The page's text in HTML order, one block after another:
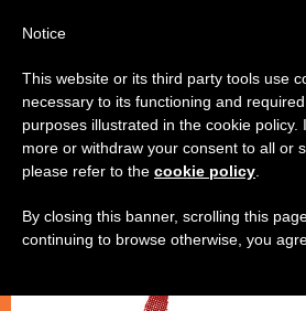
, كنيسة محليّة, مسيحيون مضطَهَدون
Notice
This website or its third party tools use
necessary to its functioning and
purposes illustrated in the cookie policy.
more or withdraw your consent to all or
please refer to the cookie policy
By closing this banner, scrolling this
continuing to browse otherwise, you